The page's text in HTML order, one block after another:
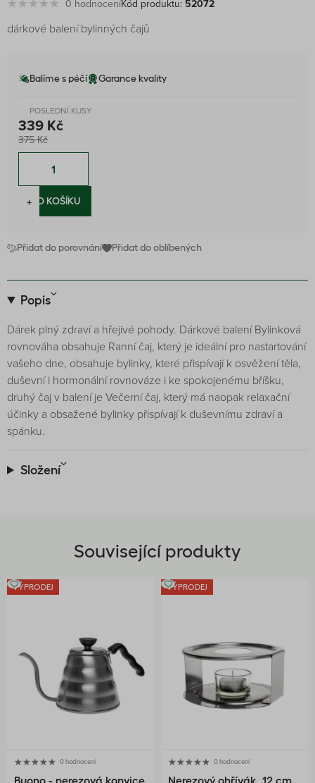
0 hodnoceníKód produktu: 52072
dárkové balení bylinných čajů
Balíme s péčí Garance kvality
POSLEDNÍ KUSY
339 Kč
375 Kč
−
+DO KOŠÍKU
Přidat do porovnání Přidat do oblíbených
Popis
Dárek plný zdraví a hřejivé pohody. Dárkové balení Bylinková
rovnováha obsahuje Ranní čaj, který je ideální pro nastartování
vašeho dne, obsahuje bylinky, které přispívají k osvěžení těla,
duševní i hormonální rovnováze i ke spokojenému bříšku,
druhý čaj v balení je Večerní čaj, který má naopak relaxační
účinky a obsažené bylinky přispívají k duševnímu zdraví a
spánku.
Složení
Související produkty
VÝPRODEJ
0 hodnocení
Buono - nerezová konvice
VÝPRODEJ
0 hodnocení
Nerezový ohřívák, 12 cm